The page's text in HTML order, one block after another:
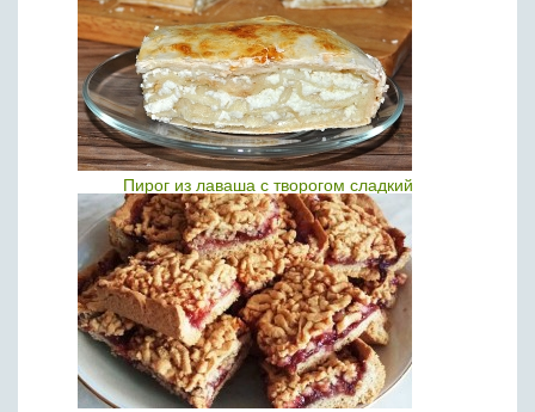
Пирог из лаваша с творогом сладкий